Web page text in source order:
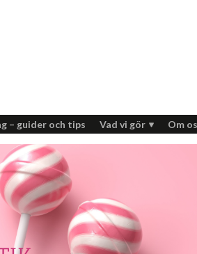
– guider och tips Vad vi gör Om